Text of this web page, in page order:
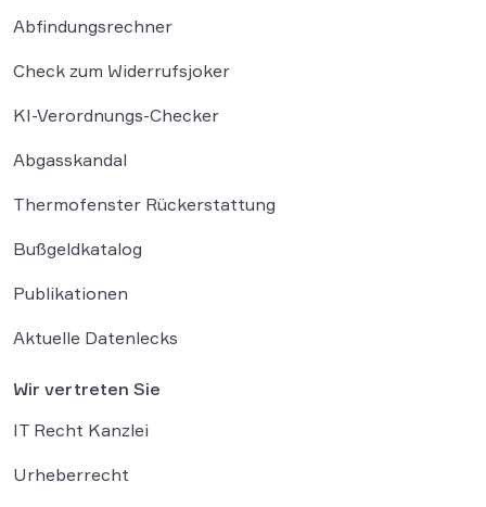
Abfindungsrechner
Check zum Widerrufsjoker
KI-Verordnungs-Checker
Abgasskandal
Thermofenster Rückerstattung
Bußgeldkatalog
Publikationen
Aktuelle Datenlecks
Wir vertreten Sie
IT Recht Kanzlei
Urheberrecht